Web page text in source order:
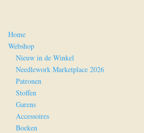
Home
Webshop
Nieuw in de Winkel
Needlework Marketplace 2026
Patronen
Stoffen
Garens
Accessoires
Boeken